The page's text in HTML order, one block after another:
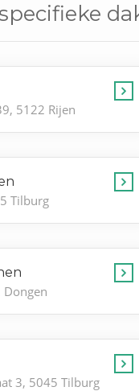
5122 Rijen
Tilburg
3, 5045 Tilburg